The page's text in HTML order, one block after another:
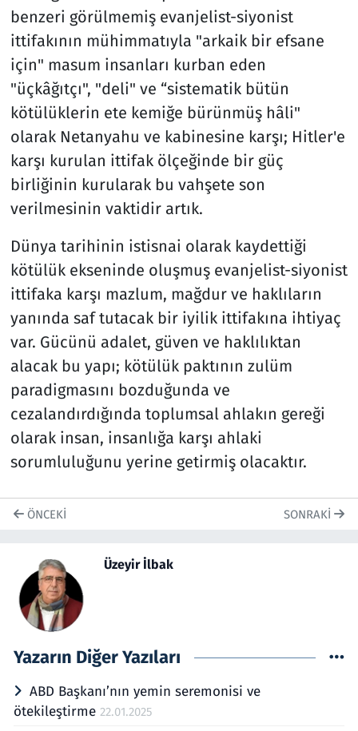
benzeri görülmemiş evanjelist-siyonist
ittifakının mühimmatıyla "arkaik bir efsane
için" masum insanları kurban eden
"üçkâğıtçı", "deli" ve “sistematik bütün
kötülüklerin ete kemiğe bürünmüş hâli"
olarak Netanyahu ve kabinesine karşı; Hitler'e
karşı kurulan ittifak ölçeğinde bir güç
birliğinin kurularak bu vahşete son
verilmesinin vaktidir artık.
Dünya tarihinin istisnai olarak kaydettiği
kötülük ekseninde oluşmuş evanjelist-siyonist
ittifaka karşı mazlum, mağdur ve haklıların
yanında saf tutacak bir iyilik ittifakına ihtiyaç
var. Gücünü adalet, güven ve haklılıktan
alacak bu yapı; kötülük paktının zulüm
paradigmasını bozduğunda ve
cezalandırdığında toplumsal ahlakın gereği
olarak insan, insanlığa karşı ahlaki
sorumluluğunu yerine getirmiş olacaktır.
ÖNCEKI SONRAKI
Üzeyir İlbak
Yazarın Diğer Yazıları
ABD Başkanı’nın yemin seremonisi ve
ötekileştirme 22.01.2025